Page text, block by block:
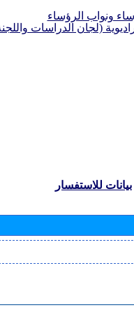
ونواب الرؤساء
(لجان الدراسات
بيانات للاستفسار